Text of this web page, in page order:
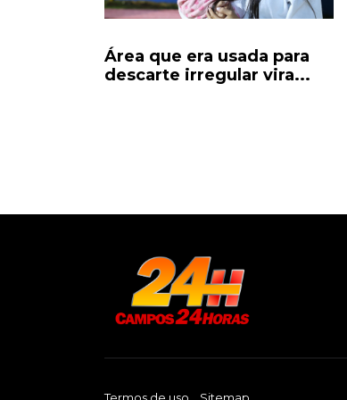
Área que era usada para
descarte irregular vira...